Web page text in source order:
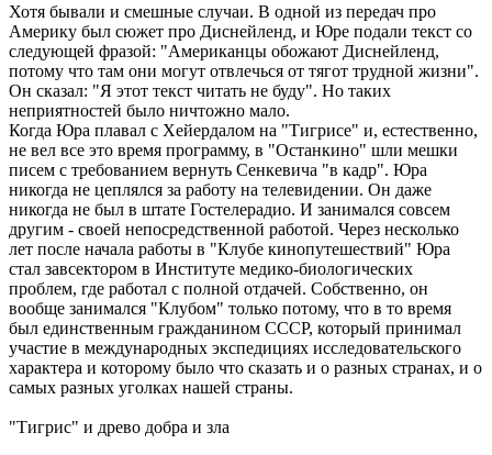
Хотя бывали и смешные случаи. В одной из передач про
Америку был сюжет про Диснейленд, и Юре подали текст со
следующей фразой: "Американцы обожают Диснейленд,
потому что там они могут отвлечься от тягот трудной жизни".
Он сказал: "Я этот текст читать не буду". Но таких
неприятностей было ничтожно мало.
Когда Юра плавал с Хейердалом на "Тигрисе" и, естественно,
не вел все это время программу, в "Останкино" шли мешки
писем с требованием вернуть Сенкевича "в кадр". Юра
никогда не цеплялся за работу на телевидении. Он даже
никогда не был в штате Гостелерадио. И занимался совсем
другим - своей непосредственной работой. Через несколько
лет после начала работы в "Клубе кинопутешествий" Юра
стал завсектором в Институте медико-биологических
проблем, где работал с полной отдачей. Собственно, он
вообще занимался "Клубом" только потому, что в то время
был единственным гражданином СССР, который принимал
участие в международных экспедициях исследовательского
характера и которому было что сказать и о разных странах, и о
самых разных уголках нашей страны.
"Тигрис" и древо добра и зла